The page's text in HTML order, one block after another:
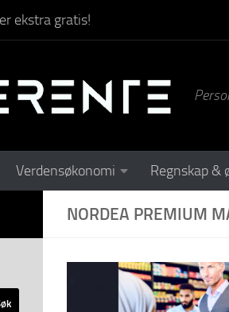
ekstra gratis!
Verdensøkonomi Regnskap &
NORDEA PREMIUM